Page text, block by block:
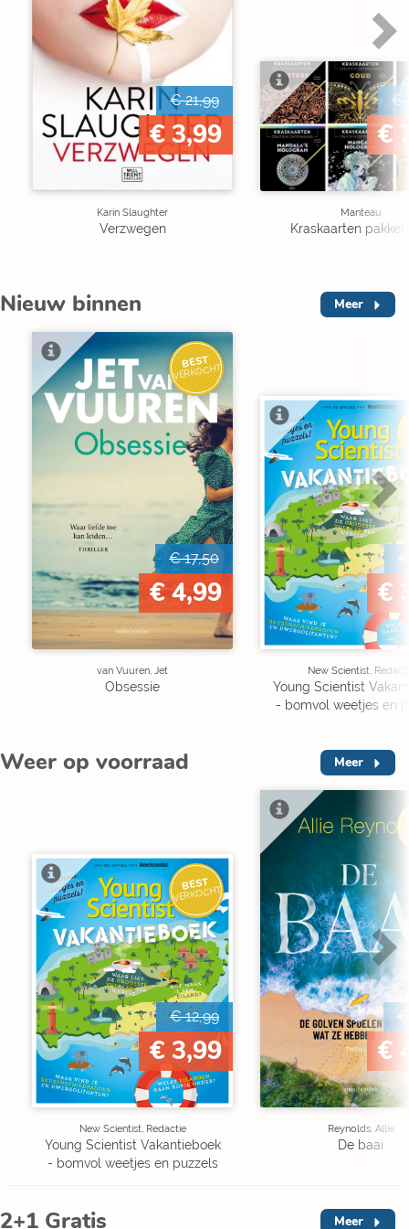
€ 21,99
€ 3,99
Karin Slaughter
Verzwegen
€
€
Manteau
Kraskaarten pakket
Nieuw binnen Meer
BEST
VERKOCHT
€ 17,50
€ 4,99
van Vuuren, Jet
Obsessie
€
New Scientist,
Young Scientist
- bomvol weetjes en
Weer op voorraad Meer
BEST
VERKOCHT
€ 12,99
€ 3,99
New Scientist, Redactie
Young Scientist Vakantieboek
- bomvol weetjes en puzzels
€
€
Reynolds, Allie
De baai
2+1 Gratis Meer